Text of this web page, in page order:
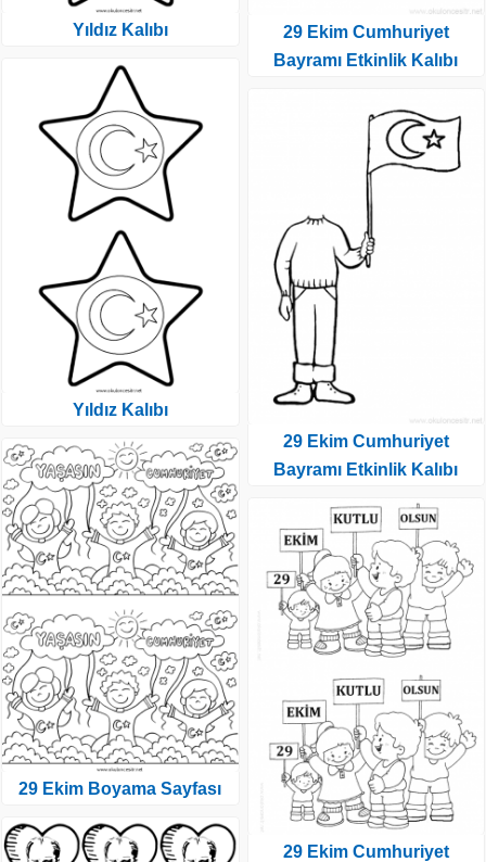
Yıldız Kalıbı
Yıldız Kalıbı
29 Ekim Boyama Sayfası
29 Ekim Cumhuriyet
Bayramı Etkinlik Kalıbı
29 Ekim Cumhuriyet
Bayramı Etkinlik Kalıbı
29 Ekim Cumhuriyet